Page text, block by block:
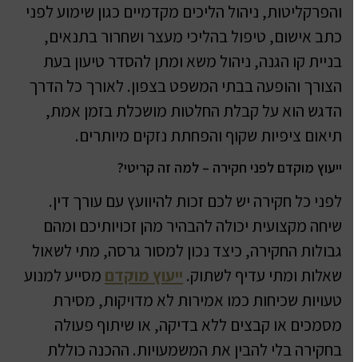
והפרקליטות, ניהול הליכים מקדמיים כגון שימוע לפני
כתב אישום, טיפול בהליכי מעצר ושחרור בתנאים,
בניית קו הגנה, ניהול משא ומתן להסדר טיעון בעת
הצורך והופעה בבתי המשפט בצפון. לאורך כל הדרך
הדגש הוא על קבלת החלטות מושכלת בזמן אמת,
תיאום ציפיות שקוף והפחתת נזקים מיותרים.
ייעוץ מוקדם לפני חקירה – למה זה קריטי?
לפני כל חקירה יש לכם זכות להיוועץ עם עורך דין.
שיחה מקצועית יכולה להבהיר מהן זכויותיכם ומהם
גבולות החקירה, כיצד נכון למסור גרסה, מתי לשאול
שאלות ומתי עדיף לשתוק.ייעוץ מוקדםמסייע למנוע
טעויות שכיחות כמו אמירות לא מדויקות, מסירת
מסמכים או קבצים ללא בדיקה, או שיתוף פעולה
בחקירה בלי להבין את המשמעויות. ההכנה כוללת